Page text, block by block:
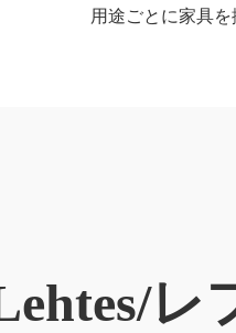
用途ごとに家具
レ